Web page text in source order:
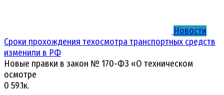
Новости
Сроки прохождения техосмотра транспортных средств
изменили в РФ
Новые правки в закон № 170-ФЗ «О техническом
осмотре
0 59.1к.